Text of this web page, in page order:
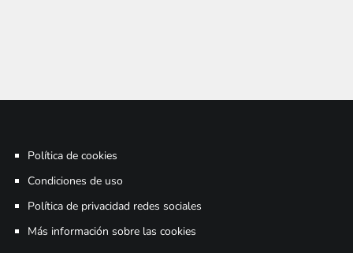
Política de cookies
Condiciones de uso
Política de privacidad redes sociales
Más información sobre las cookies